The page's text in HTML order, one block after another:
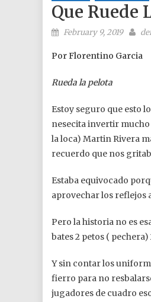
Que Ruede
Posted on
February 9, 2019
Por Florentino Garcia
Rueda la pelota
Estoy seguro que esto
nesecita invertir mucho
la loca) Martin Rivera
recuerdo que nos
Estaba equivocado
aprovechar los reflejos
Pero la historia no es
bates 2 petos (
Y sin contar los
fierro para no
jugadores de cuadro